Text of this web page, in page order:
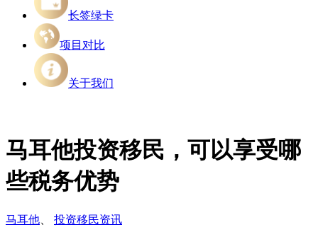
长签绿卡
项目对比
关于我们
马耳他投资移民，可以享受哪
些税务优势
马耳他
投资移民资讯